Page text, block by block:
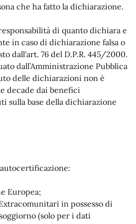
che ha fatto la dichiarazione.
di quanto dichiara e
in caso di dichiarazione falsa o
dall'art. 76 del D.P.R. 445/2000.
dall’Amministrazione Pubblica
delle dichiarazioni non è
decade dai benefici
sulla base della dichiarazione
Europea;
in possesso di
(solo per i dati